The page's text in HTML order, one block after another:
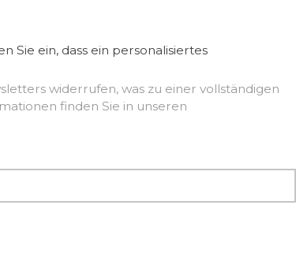
Sie ein, dass ein personalisiertes
widerrufen, was zu einer vollständigen
führt. Weitere Informationen finden Sie in unseren